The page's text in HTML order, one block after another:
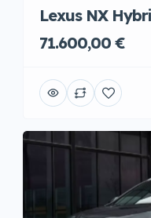
Lexus NX
71.600,00 €